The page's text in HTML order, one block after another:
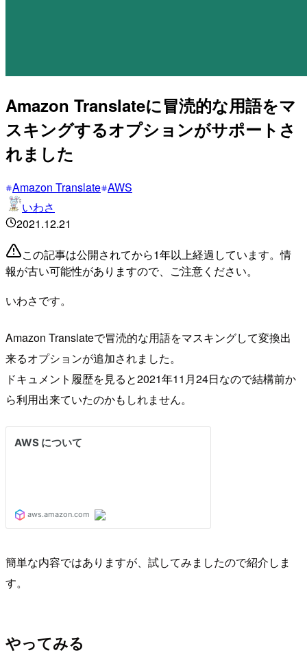
Amazon Translateに冒涜的な用語をマ
スキングするオプションがサポートさ
れました
Amazon Translate AWS
いわさ
2021.12.21
この記事は公開されてから1年以上経過しています。情
報が古い可能性がありますので、ご注意ください。
いわさです。
Amazon Translateで冒涜的な用語をマスキングして変換出
来るオプションが追加されました。
ドキュメント履歴を見ると2021年11月24日なので結構前か
ら利用出来ていたのかもしれません。
簡単な内容ではありますが、試してみましたので紹介しま
す。
やってみる